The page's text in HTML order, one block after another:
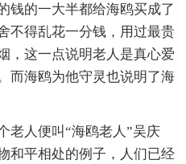
钱的一大半都给海鸥买成了
不得乱花一分钱，用过最贵
，这一点说明老人是真心爱
而海鸥为他守灵也说明了海
老人便叫“海鸥老人”吴庆
和平相处的例子，人们已经